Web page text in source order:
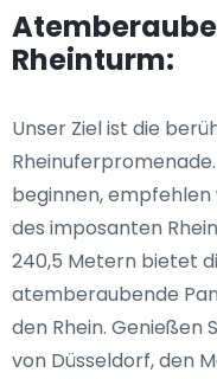
Rheinturm:
Unser Ziel ist die
beginnen, empfehlen
des imposanten
240,5 Metern bietet
atemberaubende
den Rhein. Genießen
von Düsseldorf, den